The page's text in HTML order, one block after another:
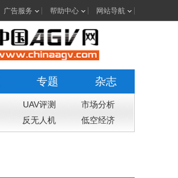
广告服务 帮助中心 网站导航
专题 杂志
UAV评测
市场分析
反无人机 低空经济